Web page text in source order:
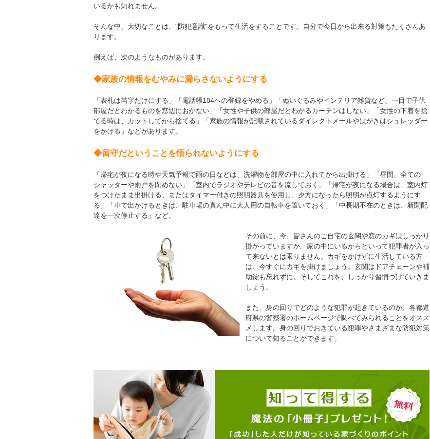
いるかも知れません。
そんな中、大切なことは、"防犯意識"をもって生活をすることです。自分で今日から出来る対策もたくさんあ
ります。
例えば、次のようなものがあります。
◆家族の情報をむやみに漏らさないようにする
「表札は苗字だけにする」「電話帳104への登録をやめる」「ぬいぐるみやインテリア雑貨など、一目で子供
部屋だとわかるものを窓辺におかない」「女性や子供の部屋だとわかるカーテンはしない」「女性の下着を捨
てる時は、カットしてから捨てる」「家族の情報が記載されているダイレクトメールやはがきはシュレッダー
をかける」などがあります。
◆留守だということを悟られないようにする
「帰宅が夜になる時や天気予報で雨の日などは、洗濯物を部屋の中に入れてから出掛ける」「昼間、全ての
シャッターや雨戸を閉めない」「室内でラジオやテレビの音を流しておく」「帰宅が夜になる場合は、室内灯
をつけたまま出掛ける、またはタイマー付きの照明器具を使用し、夕方になったら照明が点灯するようにす
る」「車で出かけるときは、駐車場の真ん中に大人用の自転車を置いておく」「中長期不在のときは、新聞配
達を一次停止する」など。
その前に、今、皆さんのご自宅の玄関や窓のカギはしっかり
掛かっていますか。家の中にいるからといって犯罪者が入っ
て来ないとは限りません。カギをかけずに生活している方
は、今すぐにカギを掛けましょう。玄関はドアチェーンや補
助錠も忘れずに。そしてこれを、しっかり習慣づけていきま
しょう。
また、身の回りでどのような犯罪が起きているのか、各都道
府県の警察署のホームページで調べてみられることをオスス
メします。身の回りでおきている犯罪やさまざまな防犯対策
について知ることができます。